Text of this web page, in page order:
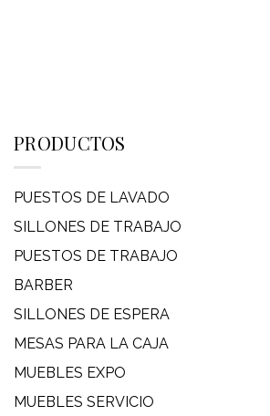
PRODUCTOS
PUESTOS DE LAVADO
SILLONES DE TRABAJO
PUESTOS DE TRABAJO
BARBER
SILLONES DE ESPERA
MESAS PARA LA CAJA
MUEBLES EXPO
MUEBLES SERVICIO